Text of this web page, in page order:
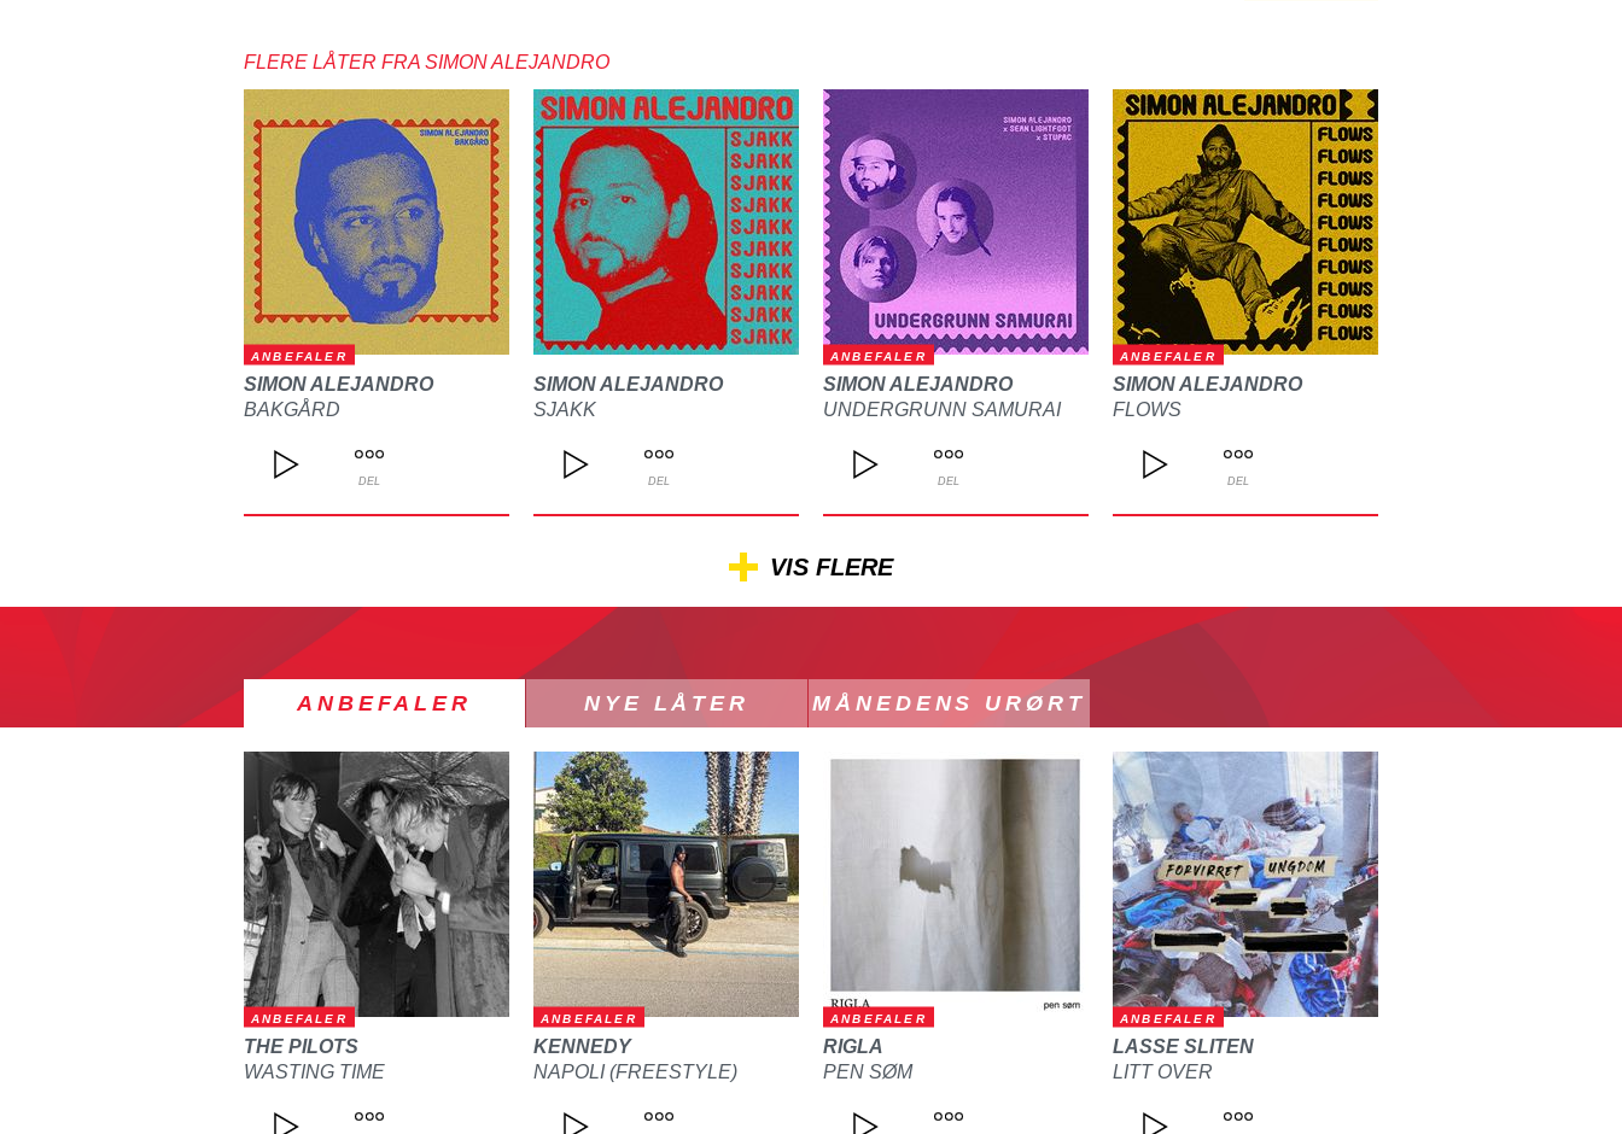
FLERE LÅTER FRA SIMON ALEJANDRO
ANBEFALER
SIMON ALEJANDRO
BAKGÅRD
DEL
SIMON ALEJANDRO
SJAKK
DEL
ANBEFALER
SIMON ALEJANDRO
UNDERGRUNN SAMURAI
DEL
ANBEFALER
SIMON ALEJANDRO
FLOWS
DEL
VIS FLERE
ANBEFALER NYE LÅTER MÅNEDENS URØRT
ANBEFALER
THE PILOTS
WASTING TIME
ANBEFALER
KENNEDY
NAPOLI (FREESTYLE)
ANBEFALER
RIGLA
PEN SØM
ANBEFALER
LASSE SLITEN
LITT OVER